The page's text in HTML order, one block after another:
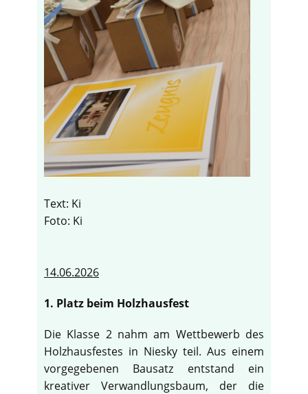
Text: Ki
Foto: Ki
14.06.2026
1. Platz beim Holzhausfest
Die Klasse 2 nahm am Wettbewerb des
Holzhausfestes in Niesky teil. Aus einem
vorgegebenen Bausatz entstand ein
kreativer Verwandlungsbaum, der die